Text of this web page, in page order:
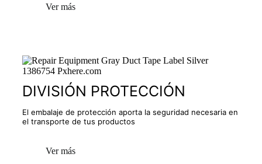
Ver más
DIVISIÓN PROTECCIÓN
El embalaje de protección aporta la seguridad necesaria en
el transporte de tus productos
Ver más